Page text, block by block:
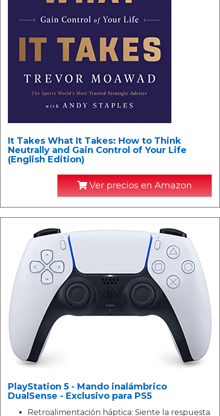
It Takes What It Takes: How to Think
Neutrally and Gain Control of Your Life
(English Edition)
Ver precios en Amazon
PlayStation 5 - Mando inalámbrico
DualSense - Exclusivo para PS5
Retroalimentación háptica: Siente la respuesta